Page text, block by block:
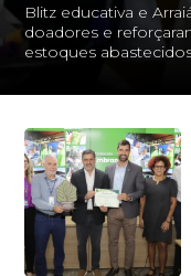
Blitz educativa e
doadores e
estoques